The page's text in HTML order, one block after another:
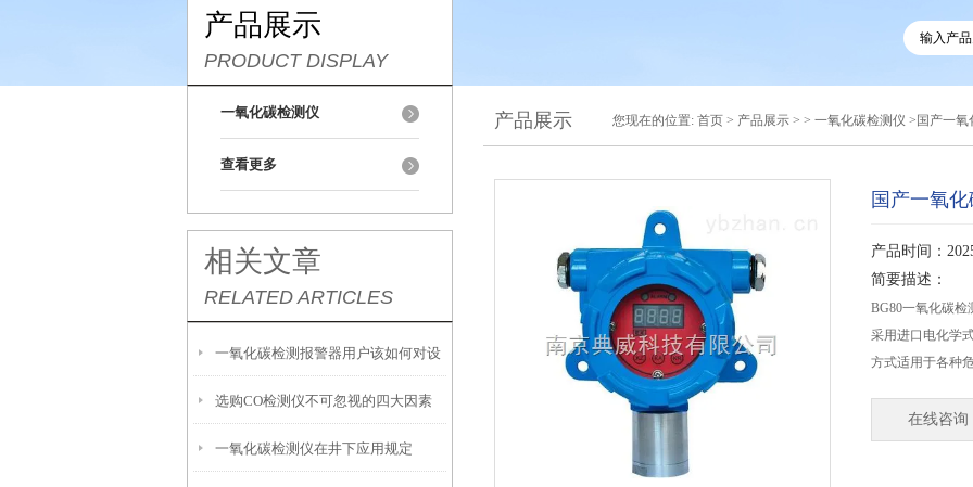
产品展示
PRODUCT DISPLAY
一氧化碳检测仪
查看更多
相关文章
RELATED ARTICLES
一氧化碳检测报警器用户该如何对设
备进行保养维护
选购CO检测仪不可忽视的四大因素
一氧化碳检测仪在井下应用规定
产品展示 您现在的位置: 首页 > 产品展示 > > 一氧化碳检测仪 >国产一氧
国产一氧
产品时间：
简要描述：
BG80一氧化碳
采用进口电化学
方式适用于各种
在线咨询